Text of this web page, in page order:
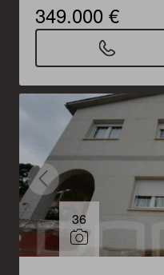
349.000 €
36